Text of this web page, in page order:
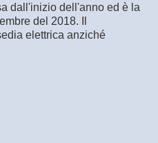
dall'inizio dell'anno ed è la
del 2018. Il
elettrica anziché